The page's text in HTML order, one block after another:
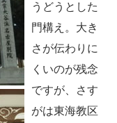
うどうとした
門構え。大き
さが伝わりに
くいのが残念
ですが、さす
がは東海教区